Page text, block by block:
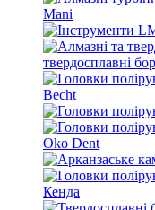
Mani
твердосплавні
Becht
Oko Dent
Кенда